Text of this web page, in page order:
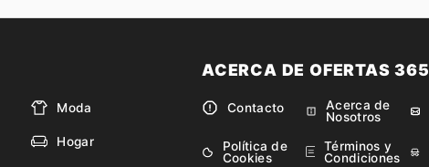
Moda
Hogar
ACERCA DE OFERTAS 365
Contacto
Acerca de
Nosotros
Política de
Cookies
Términos y
Condiciones